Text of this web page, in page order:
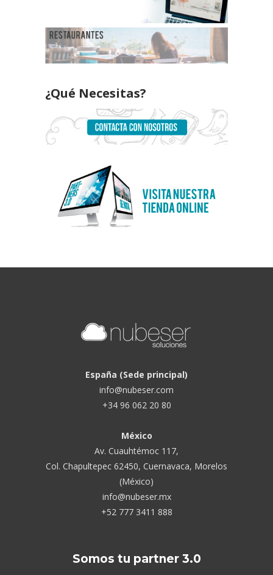
¿Qué Necesitas?
España (Sede principal)
info@nubeser.com
+34 96 062 20 80
México
Av. Cuauhtémoc 117,
Col. Chapultepec 62450, Cuernavaca, Morelos
(México)
info@nubeser.mx
+52 777 3411 888
Somos tu partner 3.0